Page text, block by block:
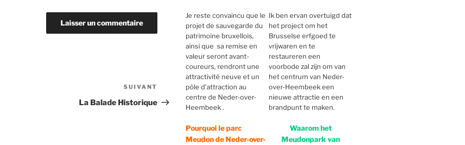
suivant
SUIVANT
La Balade Historique
Je reste convaincu que le
projet de sauvegarde du
patrimoine bruxellois,
ainsi que sa remise en
valeur seront avant-
coureurs, rendront une
attractivité neuve et un
pôle d’attraction au
centre de Neder-over-
Heembeek .
Pourquoi le parc
Meudon de Neder-over-
Ik ben ervan overtuigd dat
het project om het
Brusselse erfgoed te
vrijwaren en te
restaureren een
voorbode zal zijn om van
het centrum van Neder-
over-Heembeek een
nieuwe attractie en een
brandpunt te maken.
Waarom het
Meudonpark van